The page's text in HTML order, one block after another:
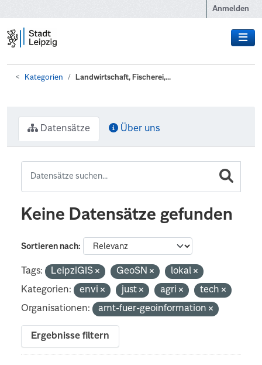
Anmelden
Kategorien Landwirtschaft, Fischerei,...
Datensätze Über uns
Keine Datensätze gefunden
Sortieren nach
Tags: LeipziGIS GeoSN
lokal
Kategorien:
envi just agri
tech
Organisationen:
amt-fuer-geoinformation
Ergebnisse filtern